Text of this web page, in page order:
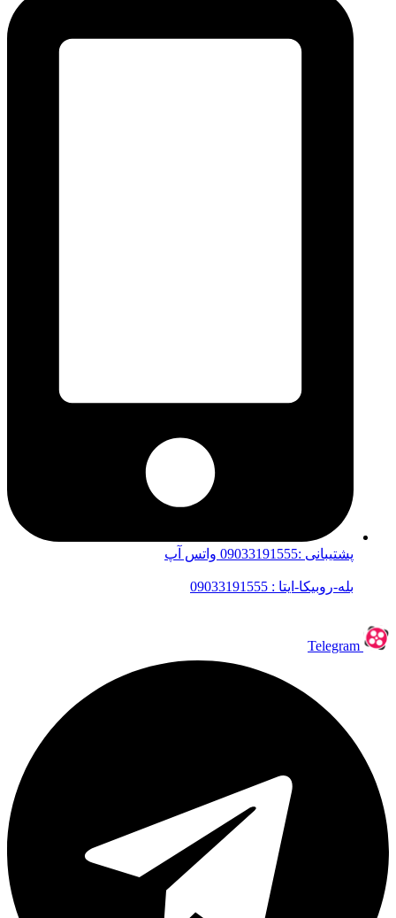
پشتیبانی :09033191555 واتس آپ
بله-روبیکا-ایتا : 09033191555
Telegram